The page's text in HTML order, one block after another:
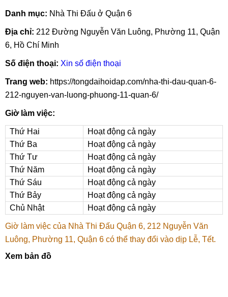
Danh mục: Nhà Thi Đấu ở Quận 6
Địa chỉ: 212 Đường Nguyễn Văn Luông, Phường 11, Quận
6, Hồ Chí Minh
Số điện thoại: Xin số điện thoại
Trang web: https://tongdaihoidap.com/nha-thi-dau-quan-6-
212-nguyen-van-luong-phuong-11-quan-6/
Giờ làm việc:
Thứ Hai
Hoạt động cả ngày
Thứ Ba
Hoạt động cả ngày
Thứ Tư
Hoạt động cả ngày
Thứ Năm
Hoạt động cả ngày
Thứ Sáu
Hoạt động cả ngày
Thứ Bảy
Hoạt động cả ngày
Chủ Nhật
Hoạt động cả ngày
Giờ làm việc của Nhà Thi Đấu Quận 6, 212 Nguyễn Văn
Luông, Phường 11, Quận 6 có thể thay đổi vào dịp Lễ, Tết.
Xem bản đồ